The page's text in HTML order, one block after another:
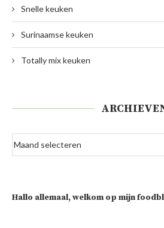
Snelle keuken
Surinaamse keuken
Totally mix keuken
Hallo allemaal, welkom op mijn